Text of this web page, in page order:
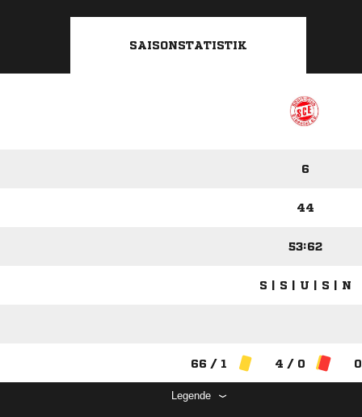
SAISONSTATISTIK
6
44
53:62
S | S | U | S | N
66 / 1 4 / 0
Legende